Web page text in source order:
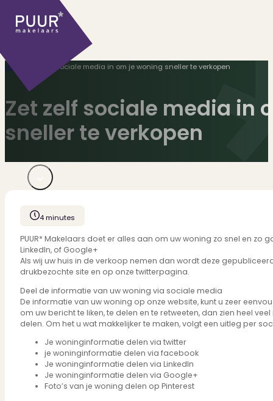
Huidige aanbod
Recentelijk verkocht
Net te laat? Kijk mee..
Huurwoningen
Bekijk ons huuraanbod..
Nieuwbouw projecten
De toekomst, te koop..
Diensten
Verkoop
Begeleiding naar een succesvolle verkoop
Home Zet zelf sociale media in om je woning sneller te verkopen
Zet zelf sociale media in
sneller te verkopen
4 minutes
PUUR* Makelaars doet er alles aan om uw woning zo snel en
LinkedIn, of Google+
Als wij uw huis in de verkoop nemen dan wordt deze
drukbezochte site en op onze twitterpagina.
Deel de informatie van uw woning via sociale media
De informatie van uw woning op onze website, kunt u zeer
om uw bericht te liken, te delen en te retweeten, dan zien heel
delen. Om het u wat makkelijker te maken, volgt een uitleg per
Je woninginformatie delen via twitter
je woninginformatie delen via facebook
Je woninginformatie delen via LinkedIn
Je woninginformatie delen via Google+
Foto’s van je woning delen op Pinterest